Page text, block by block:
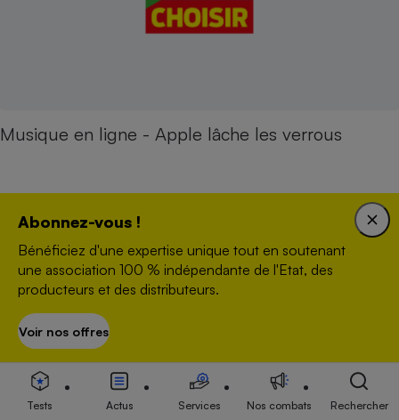
Musique en ligne - Apple lâche les verrous
Eau potable
Stop à l'injustice
Ras-le bol depayer pour la pollution
Abonnez-vous !
Bénéficiez d'une expertise unique tout en soutenant
une association 100 % indépendante de l'Etat, des
producteurs et des distributeurs.
Voir nos offres
Tests Actus Services Nos combats Rechercher